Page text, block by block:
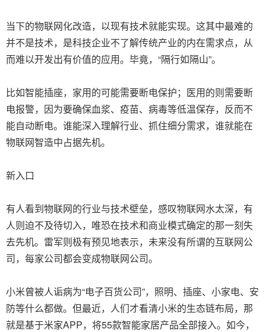
当下的物联网化改造，以现有技术就能实现。这其中最难的
并不是技术，是科技企业不了解传统产业的内在需求点，从
而难以开发出有价值的应用。毕竟，“隔行如隔山”。
比如智能插座，家用的可能需要断电保护；医用的则需要断
电报警，因为要确保血浆、疫苗、病毒等低温保存，反而不
能自动断电。谁能深入理解行业、抓住细分需求，谁就能在
物联网智造中占据先机。
新入口
有人看到物联网的行业与技术壁垒，感叹物联网水太深，有
人则迫不及待切入，唯恐在技术和商业模式确定的那一刻失
去先机。雷军则极有预见地表示，未来没有所谓的互联网公
司，每家公司都会变成物联网公司。
小米曾被人诟病为“电子百货公司”，照明、插座、小家电、安
防等什么都做。但最近，人们才看清小米的生态链布局，那
就是基于米家APP，将55款智能家居产品全部接入。如今，